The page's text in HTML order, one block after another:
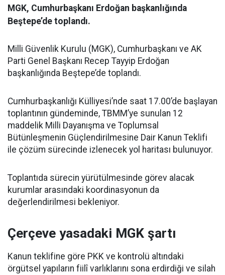
MGK, Cumhurbaşkanı Erdoğan başkanlığında
Beştepe’de toplandı.
Milli Güvenlik Kurulu (MGK), Cumhurbaşkanı ve AK
Parti Genel Başkanı Recep Tayyip Erdoğan
başkanlığında Beştepe’de toplandı.
Cumhurbaşkanlığı Külliyesi’nde saat 17.00’de başlayan
toplantının gündeminde, TBMM’ye sunulan 12
maddelik Milli Dayanışma ve Toplumsal
Bütünleşmenin Güçlendirilmesine Dair Kanun Teklifi
ile çözüm sürecinde izlenecek yol haritası bulunuyor.
Toplantıda sürecin yürütülmesinde görev alacak
kurumlar arasındaki koordinasyonun da
değerlendirilmesi bekleniyor.
Çerçeve yasadaki MGK şartı
Kanun teklifine göre PKK ve kontrolü altındaki
örgütsel yapıların fiilî varlıklarını sona erdirdiği ve silah